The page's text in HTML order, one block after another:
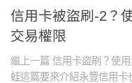
信用卡被盜刷-2？
交易權限
繼上一篇 信用卡盜刷？使
蛙這篇要來介紹永豐信用